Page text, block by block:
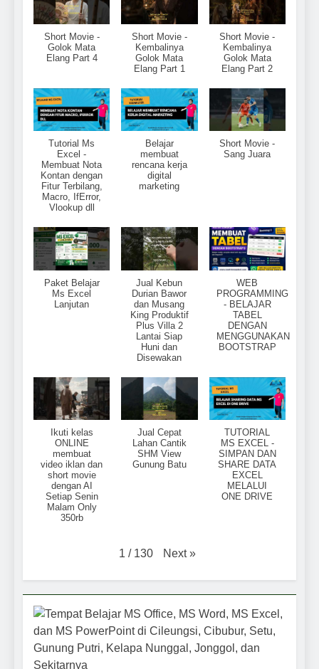
Short Movie -
Golok Mata
Elang Part 4
Short Movie -
Kembalinya
Golok Mata
Elang Part 1
Short Movie -
Kembalinya
Golok Mata
Elang Part 2
Tutorial Ms
Excel -
Membuat Nota
Kontan dengan
Fitur Terbilang,
Macro, IfError,
Vlookup dll
Belajar
membuat
rencana kerja
digital
marketing
Short Movie -
Sang Juara
Paket Belajar
Ms Excel
Lanjutan
Jual Kebun
Durian Bawor
dan Musang
King Produktif
Plus Villa 2
Lantai Siap
Huni dan
Disewakan
WEB
PROGRAMMING
- BELAJAR
TABEL
DENGAN
MENGGUNAKAN
BOOTSTRAP
Ikuti kelas
ONLINE
membuat
video iklan dan
short movie
dengan AI
Setiap Senin
Malam Only
350rb
Jual Cepat
Lahan Cantik
SHM View
Gunung Batu
TUTORIAL
MS EXCEL -
SIMPAN DAN
SHARE DATA
EXCEL
MELALUI
ONE DRIVE
1 / 130 Next »